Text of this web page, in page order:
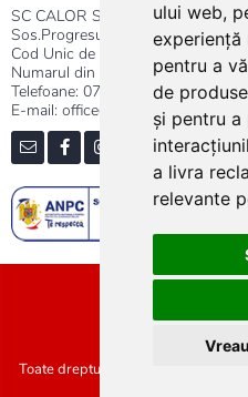
ului web,
experiență
pentru a
de
și pentru a
a livra
relevante
SC CALOR SRL
Sos.Progresului nr.30-40, Sector
Cod Unic de Inregistrare: RO
Numarul din Registrul
Telefoane: 0737.23.44.44|
E-mail: office@calor.ro
Toate drepturile rezervate SC